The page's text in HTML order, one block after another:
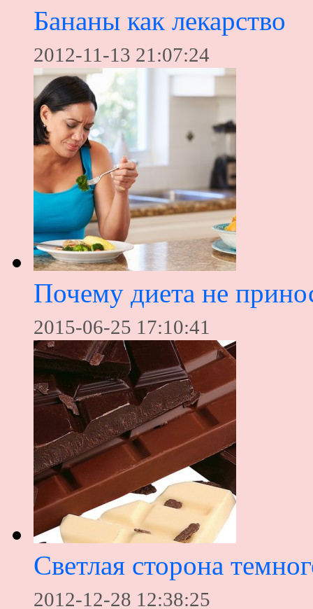
Бананы как лекарство
2012-11-13 21:07:24
Почему диета не
2015-06-25 17:10:41
Светлая сторона
2012-12-28 12:38:25